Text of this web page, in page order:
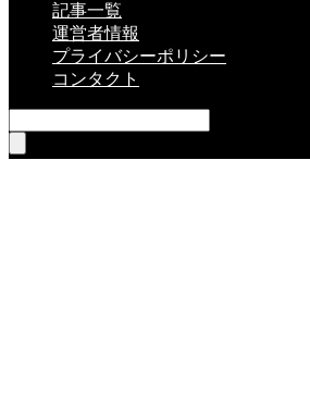
記事一覧
運営者情報
プライバシーポリシー
コンタクト